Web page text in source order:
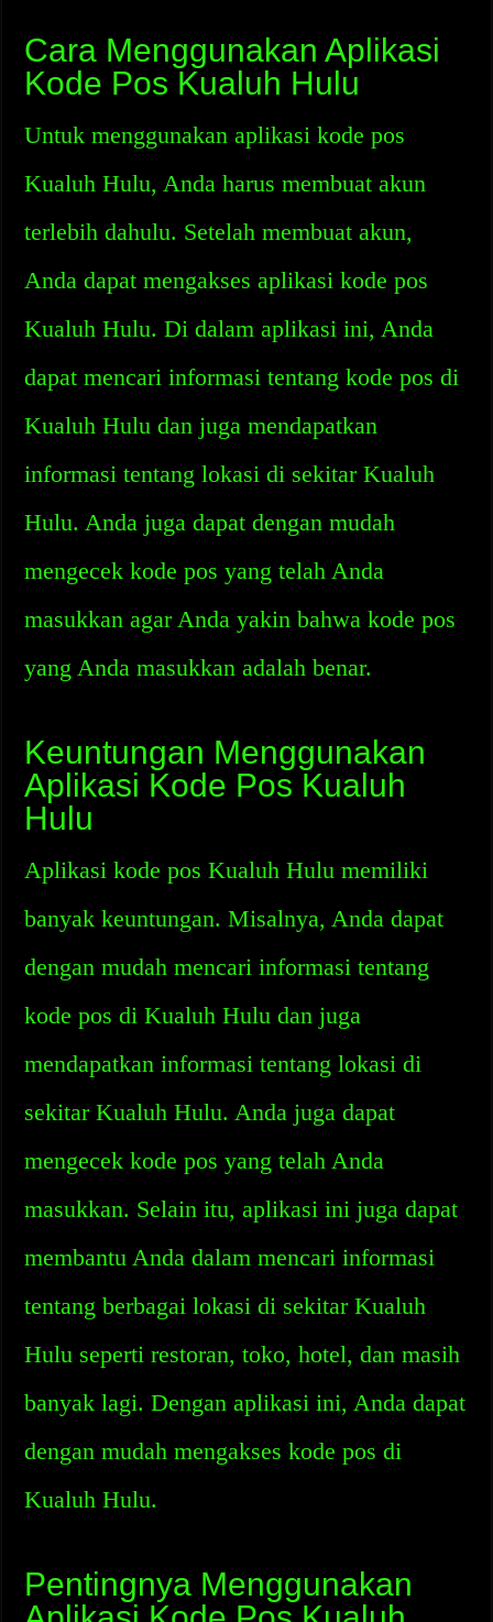
Cara Menggunakan Aplikasi
Kode Pos Kualuh Hulu
Untuk menggunakan aplikasi kode pos
Kualuh Hulu, Anda harus membuat akun
terlebih dahulu. Setelah membuat akun,
Anda dapat mengakses aplikasi kode pos
Kualuh Hulu. Di dalam aplikasi ini, Anda
dapat mencari informasi tentang kode pos di
Kualuh Hulu dan juga mendapatkan
informasi tentang lokasi di sekitar Kualuh
Hulu. Anda juga dapat dengan mudah
mengecek kode pos yang telah Anda
masukkan agar Anda yakin bahwa kode pos
yang Anda masukkan adalah benar.
Keuntungan Menggunakan
Aplikasi Kode Pos Kualuh
Hulu
Aplikasi kode pos Kualuh Hulu memiliki
banyak keuntungan. Misalnya, Anda dapat
dengan mudah mencari informasi tentang
kode pos di Kualuh Hulu dan juga
mendapatkan informasi tentang lokasi di
sekitar Kualuh Hulu. Anda juga dapat
mengecek kode pos yang telah Anda
masukkan. Selain itu, aplikasi ini juga dapat
membantu Anda dalam mencari informasi
tentang berbagai lokasi di sekitar Kualuh
Hulu seperti restoran, toko, hotel, dan masih
banyak lagi. Dengan aplikasi ini, Anda dapat
dengan mudah mengakses kode pos di
Kualuh Hulu.
Pentingnya Menggunakan